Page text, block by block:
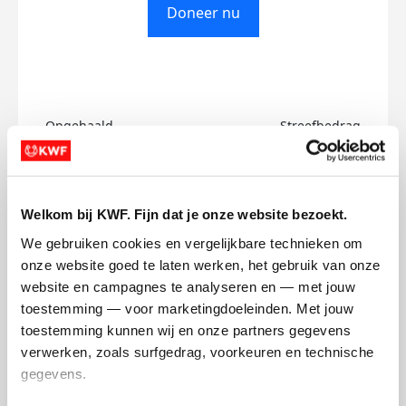
Welkom bij KWF. Fijn dat je onze website bezoekt.
We gebruiken cookies en vergelijkbare technieken om
onze website goed te laten werken, het gebruik van onze
website en campagnes te analyseren en — met jouw
toestemming — voor marketingdoeleinden. Met jouw
toestemming kunnen wij en onze partners gegevens
verwerken, zoals surfgedrag, voorkeuren en technische
gegevens.
Doneer nu
Opgehaald
€0
Streefbedrag
€750
Gabriel's badges